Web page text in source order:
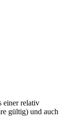
einer relativ
gültig) und auch